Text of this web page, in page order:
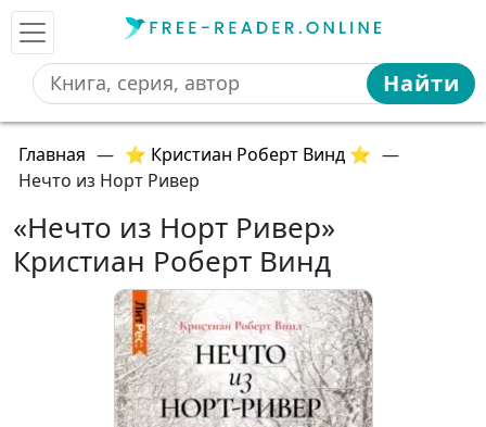
Найти
Главная — ⭐ Кристиан Роберт Винд ⭐ —
Нечто из Норт Ривер
«Нечто из Норт Ривер»
Кристиан Роберт Винд